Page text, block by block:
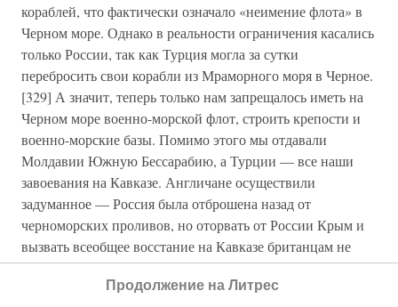
кораблей, что фактически означало «неимение флота» в
Черном море. Однако в реальности ограничения касались
только России, так как Турция могла за сутки
перебросить свои корабли из Мраморного моря в Черное.
[329] А значит, теперь только нам запрещалось иметь на
Черном море военно-морской флот, строить крепости и
военно-морские базы. Помимо этого мы отдавали
Молдавии Южную Бессарабию, а Турции — все наши
завоевания на Кавказе. Англичане осуществили
задуманное — Россия была отброшена назад от
черноморских проливов, но оторвать от России Крым и
вызвать всеобщее восстание на Кавказе британцам не
удалось. Россия сохранилась как одна из сильнейших
держав мира. Пройдет чуть менее 15 лет, и Россия заявит,
Продолжение на Литрес